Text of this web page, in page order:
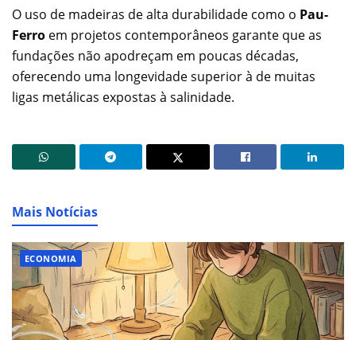
O uso de madeiras de alta durabilidade como o Pau-
Ferro em projetos contemporâneos garante que as
fundações não apodreçam em poucas décadas,
oferecendo uma longevidade superior à de muitas
ligas metálicas expostas à salinidade.
Mais Notícias
ECONOMIA